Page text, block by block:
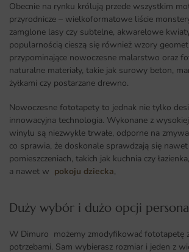
Obecnie na rynku królują przede wszystkim
przyrodnicze – wielkoformatowe liście
zamglone lasy czy subtelne, akwarelowe
popularnością cieszą się również wzory
przypominające nowoczesne malarstwo oraz
naturalne materiały, takie jak surowy beton,
żyłkami czy postarzane drewno.
Nowoczesne fototapety to jednak nie tylko
innowacyjna technologia. Wykonane z
winylu są niezwykle trwałe, odporne na
co sprawia, że doskonale sprawdzają się
pomieszczeniach, takich jak kuchnia czy
a nawet w pokoju dziecka,
Duży wybór i dużo opcji
W Dimuro możemy zmodyfikować fototapetę
potrzebami. Sam wybierasz rozmiar i jeden z